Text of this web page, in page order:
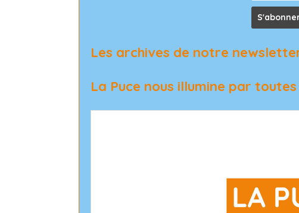
Les archives de notre
La Puce nous illumine par